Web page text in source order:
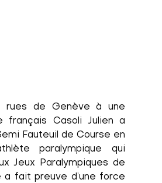
rues de Genève à une
français Casoli Julien a
Fauteuil de Course en
paralympique qui
Jeux Paralympiques de
fait preuve d’une force